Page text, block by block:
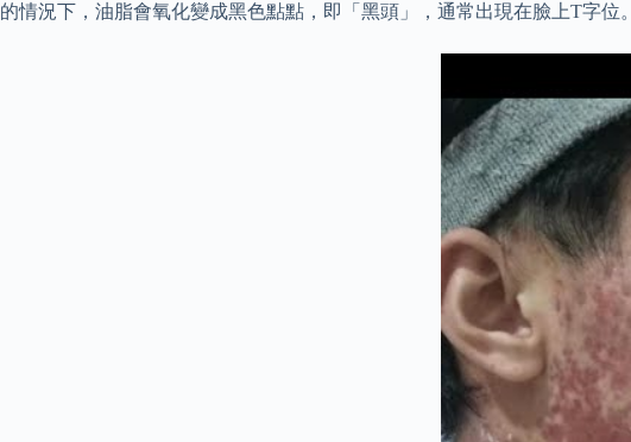
的情況下，油脂會氧化變成黑色點點，即「黑頭」，通常出現在臉上T字位。